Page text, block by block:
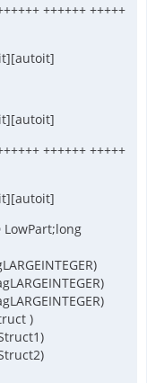
++++++ +++++
++++++ +++++
LowPart;long
)